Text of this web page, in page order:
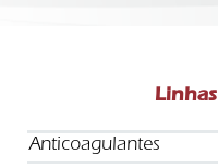
Anticoagulantes